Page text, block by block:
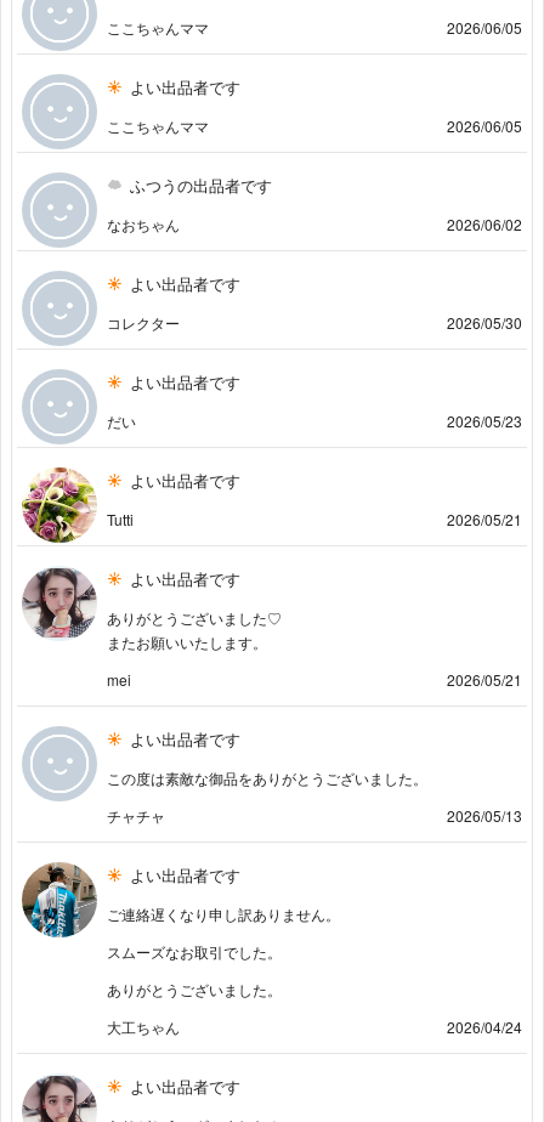
ここちゃんママ 2026/06/05
よい出品者です
ここちゃんママ 2026/06/05
ふつうの出品者です
なおちゃん 2026/06/02
よい出品者です
コレクター 2026/05/30
よい出品者です
だい 2026/05/23
よい出品者です
Tutti 2026/05/21
よい出品者です
ありがとうございました♡
またお願いいたします。
mei
2026/05/21
よい出品者です
この度は素敵な御品をありがとうございました。
チャチャ
2026/05/13
よい出品者です
ご連絡遅くなり申し訳ありません。
スムーズなお取引でした。
ありがとうございました。
大工ちゃん
2026/04/24
よい出品者です